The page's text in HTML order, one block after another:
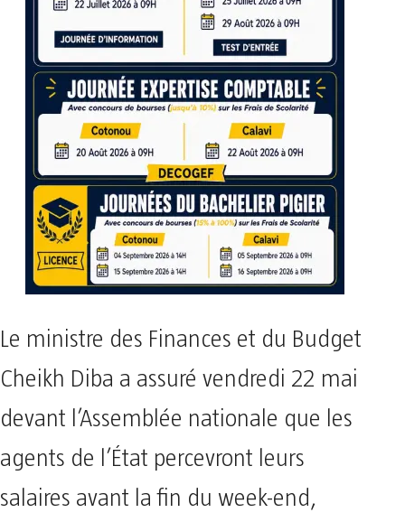
Le ministre des Finances et du Budget
Cheikh Diba a assuré vendredi 22 mai
devant l’Assemblée nationale que les
agents de l’État percevront leurs
salaires avant la fin du week-end,